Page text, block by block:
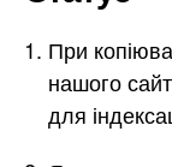
При
нашого
для